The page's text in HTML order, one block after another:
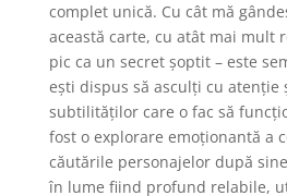
complet unică. Cu cât mă
această carte, cu atât mai mult
pic ca un secret șoptit – este
ești dispus să asculți cu atenție
subtilităților care o fac să
fost o explorare emoționantă a
căutările personajelor după
în lume fiind profund relabile,